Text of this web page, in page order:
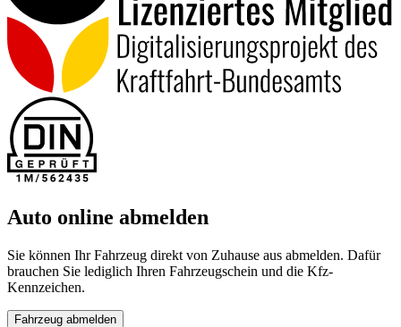
Auto online abmelden
Sie können Ihr Fahrzeug direkt von Zuhause aus abmelden. Dafür
brauchen Sie lediglich Ihren Fahrzeugschein und die Kfz-
Kennzeichen.
Fahrzeug abmelden